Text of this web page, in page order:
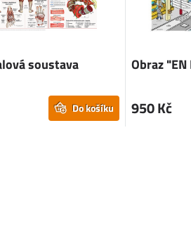
soustava
Do košíku
Obraz "EN
950 Kč